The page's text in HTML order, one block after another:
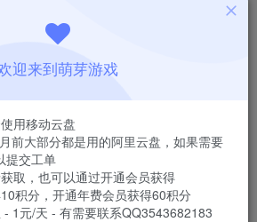
费后查看
￥1
登录购买
2.13 GB
迎来到萌芽游戏
用移动云盘
前大部分都是用的阿里云盘，如果需要
提交工单
取，也可以通过开通会员获得
积分，开通年费会员获得60积分
1元/天 - 有需要联系QQ3543682183